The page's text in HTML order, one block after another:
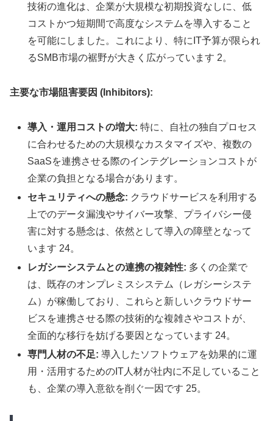
技術の進化は、企業が大規模な初期投資なしに、低
コストかつ短期間で高度なシステムを導入すること
を可能にしました。これにより、特にIT予算が限られ
るSMB市場の裾野が大きく広がっています 2。
主要な市場阻害要因 (Inhibitors):
導入・運用コストの増大: 特に、自社の独自プロセス
に合わせるための大規模なカスタマイズや、複数の
SaaSを連携させる際のインテグレーションコストが
企業の負担となる場合があります。
セキュリティへの懸念: クラウドサービスを利用する
上でのデータ漏洩やサイバー攻撃、プライバシー侵
害に対する懸念は、依然として導入の障壁となって
います 24。
レガシーシステムとの連携の複雑性: 多くの企業で
は、既存のオンプレミスシステム（レガシーシステ
ム）が稼働しており、これらと新しいクラウドサー
ビスを連携させる際の技術的な複雑さやコストが、
全面的な移行を妨げる要因となっています 24。
専門人材の不足: 導入したソフトウェアを効果的に運
用・活用するためのIT人材が社内に不足していること
も、企業の導入意欲を削ぐ一因です 25。